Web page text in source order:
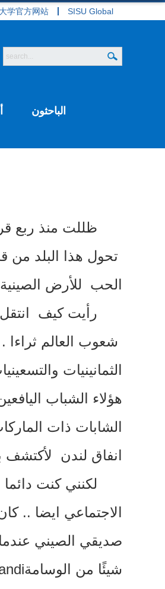
学官方网站 SISU Global
الباحثون
ظللت منذ ربع
تحول هذا البلد من
الحب للأرض
رأيت كيف
شعوب العالم ثراءا .
الثمانينيات
هؤلاء الشباب
الشابات ذات
انفاق لندن لأكتشف
لكنني كنت
الاجتماعي ايضا ..
صديقي الصيني
شيئًا من الوسامة